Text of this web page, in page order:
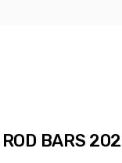
BARS